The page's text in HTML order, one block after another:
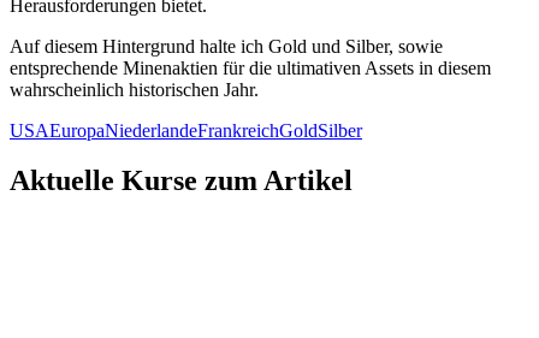
Herausforderungen bietet.
Auf diesem Hintergrund halte ich Gold und Silber, sowie
entsprechende Minenaktien für die ultimativen Assets in diesem
wahrscheinlich historischen Jahr.
USAEuropaNiederlandeFrankreichGoldSilber
Aktuelle Kurse zum Artikel